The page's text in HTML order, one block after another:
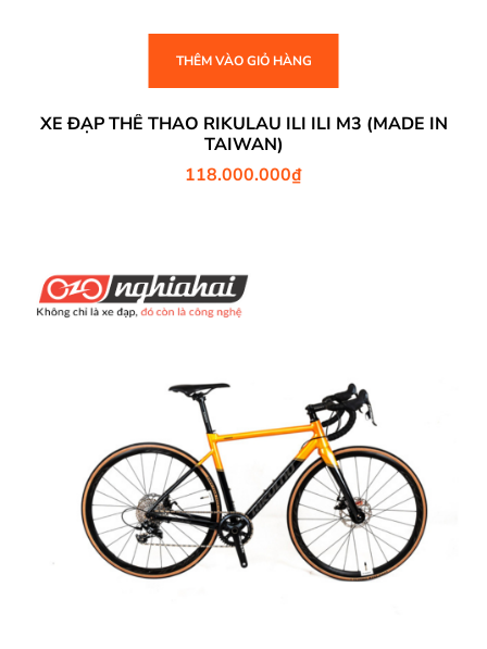
THÊM VÀO GIỎ HÀNG
XE ĐẠP THỂ THAO RIKULAU ILI ILI M3 (MADE IN
TAIWAN)
118.000.000₫